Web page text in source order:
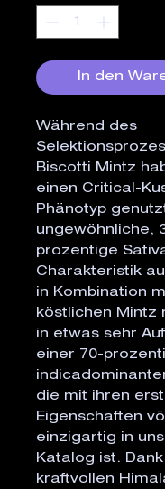
In den
Während des
Biscotti Mintz
einen Critical-
Phänotyp
ungewöhnliche,
prozentige
Charakteristik
in Kombination
köstlichen Mintz
in etwas sehr
einer 70-
die mit ihren
Eigenschaften
einzigartig in
Katalog ist.
kraftvollen